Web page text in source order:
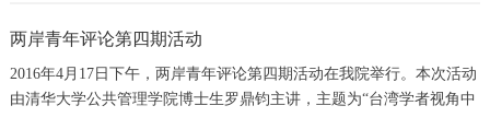
的有北京联合大学台湾研究院朱松岭教授，厦门大学台湾研究院王丰
收博士，北京航空航天大学法学院博士及硕...
两岸青年评论第四期活动
2016年4月17日下午，两岸青年评论第四期活动在我院举行。本次活动
由清华大学公共管理学院博士生罗鼎钧主讲，主题为“台湾学者视角中